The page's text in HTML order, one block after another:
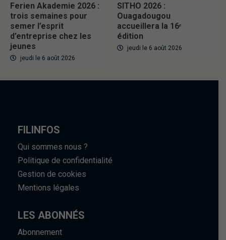
Ferien Akademie 2026 :
trois semaines pour
semer l’esprit
d’entreprise chez les
jeunes
jeudi le 6 août 2026
SITHO 2026 :
Ouagadougou
accueillera la 16ᵉ
édition
jeudi le 6 août 2026
FILINFOS
Qui sommes nous ?
Politique de confidentialité
Gestion de cookies
Mentions légales
LES ABONNÉS
Abonnement